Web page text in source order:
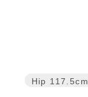
Hip 117.5cm